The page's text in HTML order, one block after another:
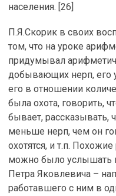
населения. [26]
П.Я.Скорик в своих
том, что на уроке
придумывал
добывающих нерп, его
его в отношении
была охота, говорить,
бывает,
меньше нерп, чем он
охотятся, и т.п.
можно было услышать
Петра Яковлевича –
работавшего с ним в